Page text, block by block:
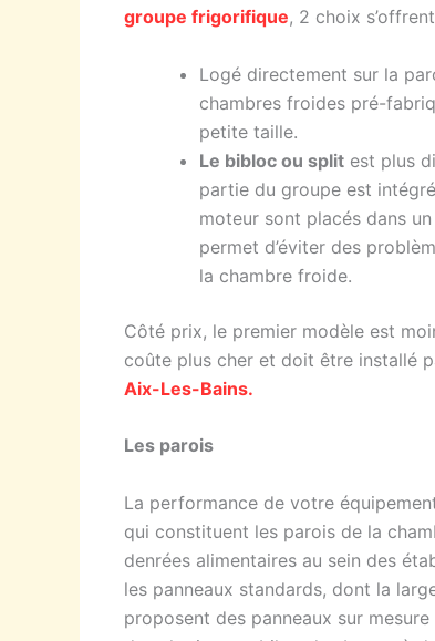
groupe frigorifique, 2 choix
Logé directement sur la
chambres froides pré-
petite taille.
Le bibloc ou split est plus
partie du groupe est
moteur sont placés dans
permet d’éviter des
la chambre froide.
Côté prix, le premier modèle est
coûte plus cher et doit être installé
Aix-Les-Bains.
Les parois
La performance de votre
qui constituent les parois de la
denrées alimentaires au sein des
les panneaux standards, dont la
proposent des panneaux sur